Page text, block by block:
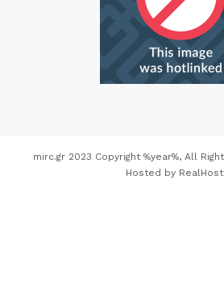
mirc.gr 2023 Copyright %year%, All
Hosted by